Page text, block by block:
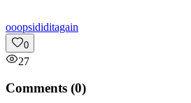
ooopsididitagain
0
27
Comments (0)